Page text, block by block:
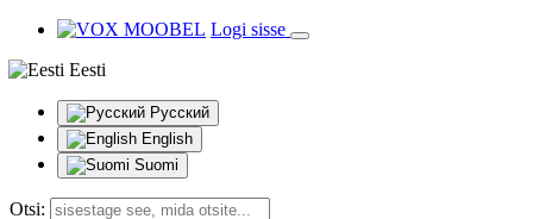
Logi sisse
Eesti
Русский
English
Suomi
Otsi: